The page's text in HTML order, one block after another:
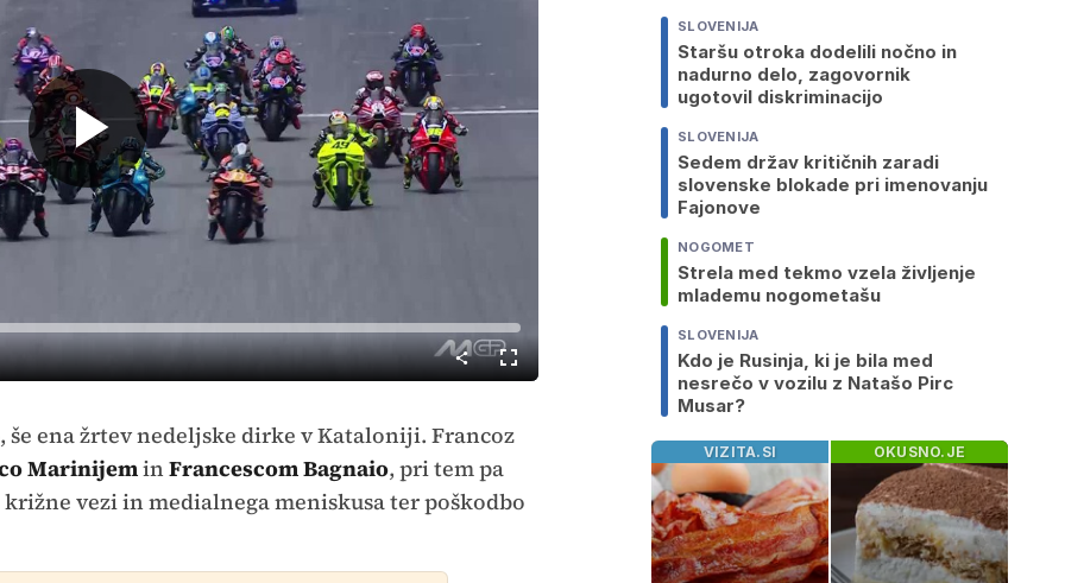
Predvajaj
Celozaslonski
način
, še ena žrtev nedeljske dirke v Kataloniji. Francoz
MarinijeminFrancescom Bagnaio, pri tem pa
vezi in medialnega meniskusa ter poškodbo
SLOVENIJA
Staršu otroka dodelili nočno in
nadurno delo, zagovornik
ugotovil diskriminacijo
SLOVENIJA
Sedem držav kritičnih zaradi
slovenske blokade pri imenovanju
Fajonove
NOGOMET
Strela med tekmo vzela življenje
mlademu nogometašu
SLOVENIJA
Kdo je Rusinja, ki je bila med
nesrečo v vozilu z Natašo Pirc
Musar?
VIZITA.SI OKUSNO.JE